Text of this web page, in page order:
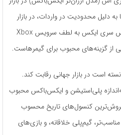
دلیل محدودیت در واردات، در بازار
ایران کمتر دیده می‌شود. ایکس‌باکس سری ایکس به لطف سرویس Xbox
است در بازار جهانی رقابت کند.
پلی‌استیشن و ایکس‌باکس محبوب
کنسول‌های تاریخ محسوب
گیم‌پلی خلاقانه، و بازی‌های